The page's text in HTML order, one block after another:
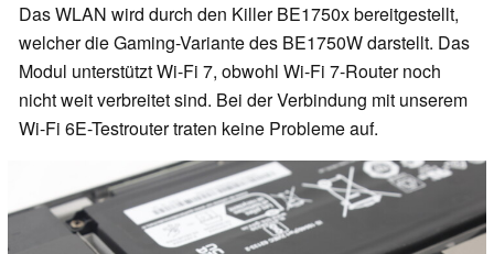
Das WLAN wird durch den Killer BE1750x bereitgestellt,
welcher die Gaming-Variante des BE1750W darstellt. Das
Modul unterstützt Wi-Fi 7, obwohl Wi-Fi 7-Router noch
nicht weit verbreitet sind. Bei der Verbindung mit unserem
Wi-Fi 6E-Testrouter traten keine Probleme auf.